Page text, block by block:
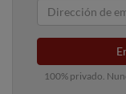
100% privado.